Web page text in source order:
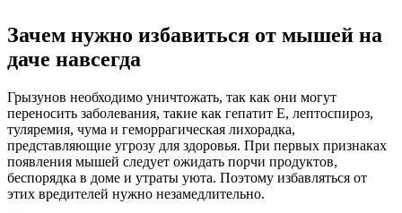
Зачем нужно избавиться от мышей на
даче навсегда
Грызунов необходимо уничтожать, так как они могут
переносить заболевания, такие как гепатит Е, лептоспироз,
туляремия, чума и геморрагическая лихорадка,
представляющие угрозу для здоровья. При первых признаках
появления мышей следует ожидать порчи продуктов,
беспорядка в доме и утраты уюта. Поэтому избавляться от
этих вредителей нужно незамедлительно.